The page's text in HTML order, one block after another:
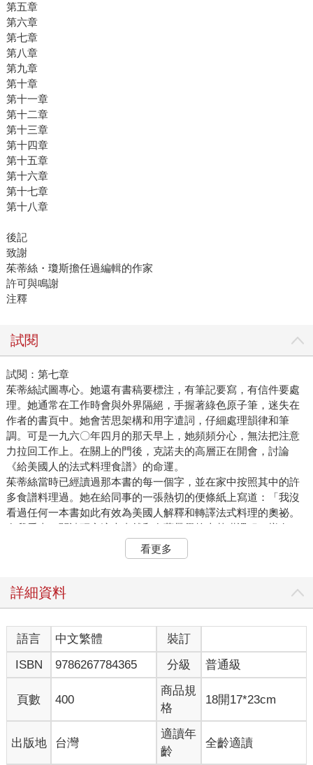
第五章
第六章
第七章
第八章
第九章
第十章
第十一章
第十二章
第十三章
第十四章
第十五章
第十六章
第十七章
第十八章
後記
致謝
茱蒂絲・瓊斯擔任過編輯的作家
許可與鳴謝
注釋
試閱
試閱：第七章
茱蒂絲試圖專心。她還有書稿要標注，有筆記要寫，有信件要處
理。她通常在工作時會與外界隔絕，手握著綠色原子筆，迷失在
作者的書頁中。她會苦思架構和用字遣詞，仔細處理韻律和筆
調。可是一九六〇年四月的那天早上，她頻頻分心，無法把注意
力拉回工作上。在關上的門後，克諾夫的高層正在開會，討論
《給美國人的法式料理食譜》的命運。
茱蒂絲當時已經讀過那本書的每一個字，並在家中按照其中的許
多食譜料理過。她在給同事的一張熱切的便條紙上寫道：「我沒
看過任何一本書如此有效為美國人解釋和轉譯法式料理的奧祕。
在我看來，閱讀研究這本書就和在藍帶學校上基礎課程一樣有
用。」茱蒂絲認為霍頓出版社拒絕這本書是鑄下大錯。她知道三
位美食家正在做一件大事。了不起的大事。茱蒂絲告訴我：「我
蒂絲認為克諾夫應該出版這本書，而她希望由她擔任編輯。可是
獨受邀討論投稿或購買版權事宜。「我甚至沒有參加編輯會
議，」她告訴我，「我還稱不上是──」她暫停了一下，尋找適切
的用詞，「『成熟的編輯』。我當時不算年輕了，但大家都傾向
把我當成祕書。他們就是這麼稱呼我的。」於是茱蒂絲無助地坐
在她的辦公桌前，等著聽她的幾位主管對《法式料理食譜》的裁
茱蒂絲知道她爭取出版這本食譜書會面臨什麼事。雖然她知道她
的性別肯定幫不上忙，但這不只是她被認為太過資淺或她是女性
的問題。茱蒂絲告訴我，身為在出版界的女性，「你會被打
看更多
詳細資料
語言 中文繁體
裝訂
ISBN
9786267784365 分級 普通級
頁數 400
商品規
格
18開17*23cm
出版地 台灣
適讀年
齡
全齡適讀